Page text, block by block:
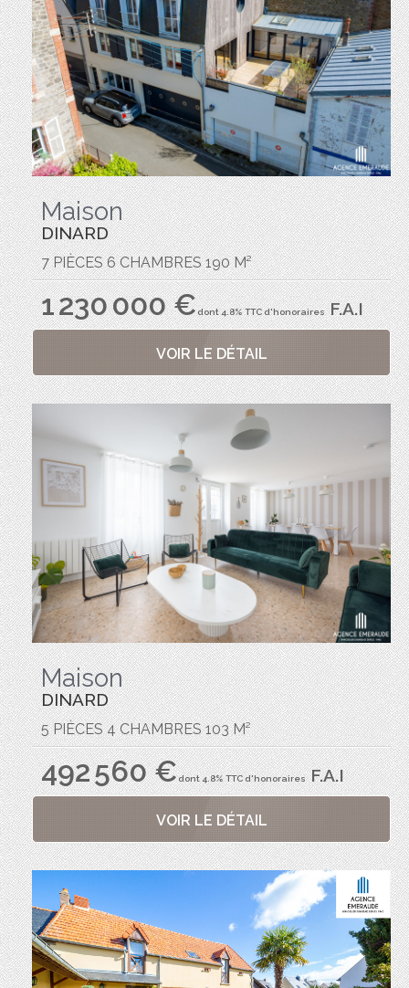
Maison
DINARD
7 PIÈCES 6 CHAMBRES 190 M²
1 230 000 €dont 4.8% TTC d'honorairesF.A.I
VOIR LE DÉTAIL
Maison
DINARD
5 PIÈCES 4 CHAMBRES 103 M²
492 560 €dont 4.8% TTC d'honorairesF.A.I
VOIR LE DÉTAIL